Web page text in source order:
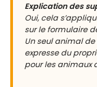
Explication des
Oui, cela
sur le formulaire
Un seul animal
expresse du
pour les animaux